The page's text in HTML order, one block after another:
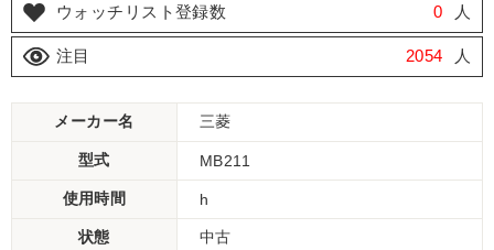
ウォッチリスト登録数 0 人
注目 2054 人
メーカー名 三菱
型式 MB211
使用時間 h
状態 中古